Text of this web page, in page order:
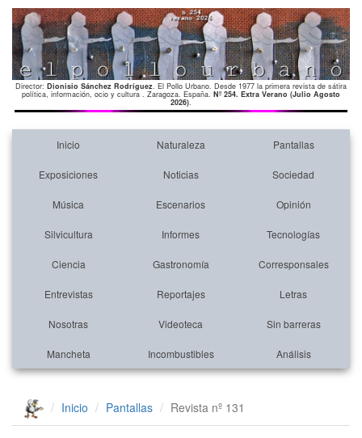
Director: Dionisio Sánchez Rodríguez. El Pollo Urbano. Desde 1977 la primera revista de sátira
política, información, ocio y cultura . Zaragoza. España. Nº 254. Extra Verano (Julio Agosto
2026).
Inicio Naturaleza Pantallas
Exposiciones Noticias Sociedad
Música Escenarios Opinión
Silvicultura Informes Tecnologías
Ciencia Gastronomía Corresponsales
Entrevistas Reportajes Letras
Nosotras Videoteca Sin barreras
Mancheta Incombustibles Análisis
Inicio Pantallas Revista nº 131